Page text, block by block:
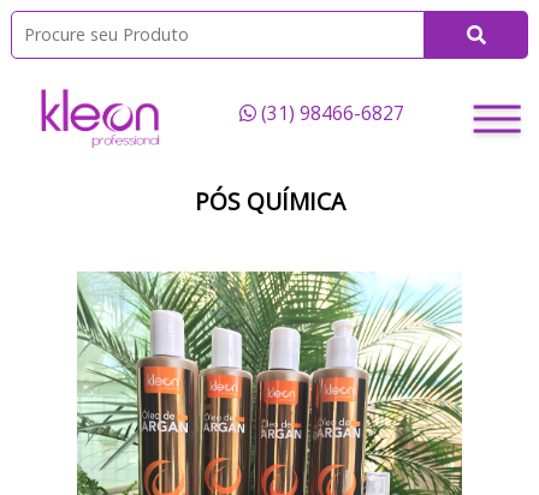
(31) 98466-6827
PÓS QUÍMICA